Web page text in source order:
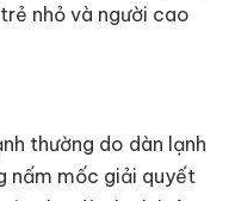
nhỏ và người cao
thường do dàn lạnh
nấm mốc giải quyết